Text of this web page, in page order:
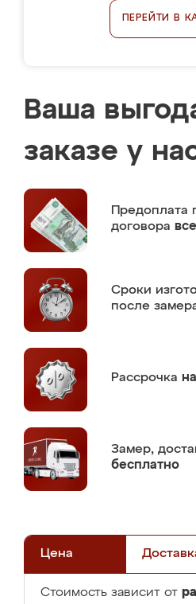
ПЕРЕЙТИ В
Ваша
заказе у
Предоплата
договора
Сроки
после
Рассрочка
Замер,
бесплатно
Цена
Стоимость зависит от